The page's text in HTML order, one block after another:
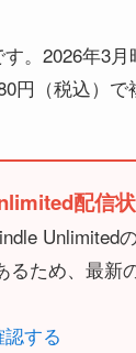
。2026年3
円（税込）
配信
Unlimited
ため、最新
する